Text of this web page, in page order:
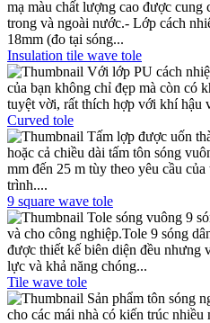
mạ màu chất lượng cao được cung
trong và ngoài nước.- Lớp cách
18mm (đo tại sóng...
Insulation tile wave tole
Với lớp PU cách
của bạn không chỉ đẹp mà còn có
tuyệt vời, rất thích hợp với khí hậu
Curved tole
Tấm lợp được uốn
hoặc cả chiều dài tấm tôn sóng
mm đến 25 m tùy theo yêu cầu
trình....
9 square wave tole
Tole sóng vuông 9
và cho công nghiệp.Tole 9 sóng
được thiết kế biên diện đều nhưng
lực và khả năng chóng...
Tile wave tole
Sản phẩm tôn sóng
cho các mái nhà có kiến trúc nhiều